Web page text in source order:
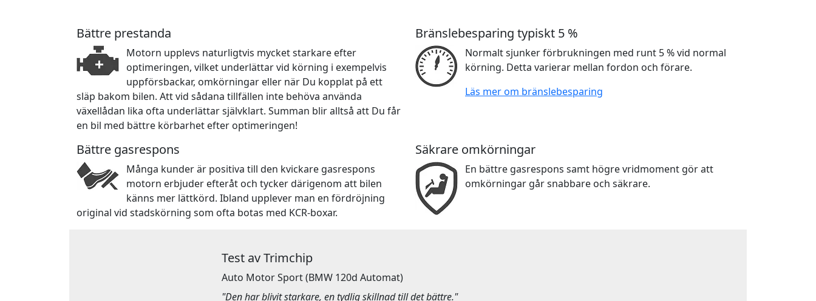
Bättre prestanda
Motorn upplevs naturligtvis mycket starkare efter
optimeringen, vilket underlättar vid körning i exempelvis
uppförsbackar, omkörningar eller när Du kopplat på ett
släp bakom bilen. Att vid sådana tillfällen inte behöva använda
växellådan lika ofta underlättar självklart. Summan blir alltså att Du får
en bil med bättre körbarhet efter optimeringen!
Bränslebesparing typiskt 5 %
Normalt sjunker förbrukningen med runt 5 % vid normal
körning. Detta varierar mellan fordon och förare.
Läs mer om bränslebesparing
Bättre gasrespons
Många kunder är positiva till den kvickare gasrespons
motorn erbjuder efteråt och tycker därigenom att bilen
känns mer lättkörd. Ibland upplever man en fördröjning
original vid stadskörning som ofta botas med KCR-boxar.
Säkrare omkörningar
En bättre gasrespons samt högre vridmoment gör att
omkörningar går snabbare och säkrare.
Test av Trimchip
Auto Motor Sport(BMW 120d Automat)
"Den har blivit starkare, en tydlig skillnad till det bättre."